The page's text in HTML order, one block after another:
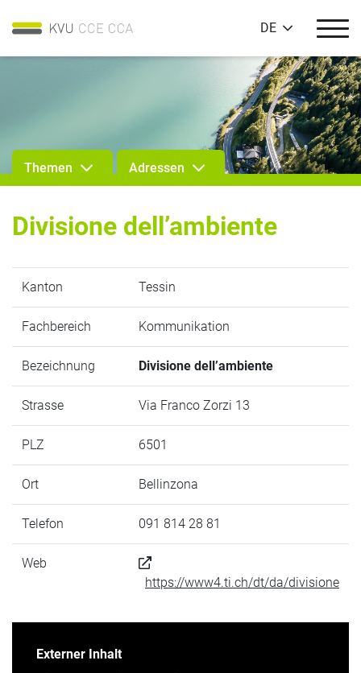
DE
Themen Adressen
Divisione dell’ambiente
Kanton Tessin
Fachbereich Kommunikation
Bezeichnung Divisione dell’ambiente
Strasse Via Franco Zorzi 13
PLZ 6501
Ort Bellinzona
Telefon 091 814 28 81
Web
https://www4.ti.ch/dt/da/divisione
Externer Inhalt